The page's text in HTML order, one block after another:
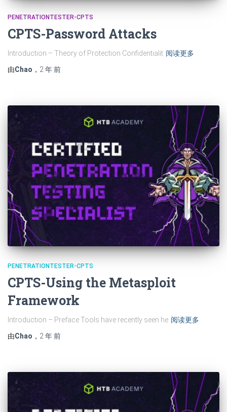
PENETRATIONTESTER-CPTS
CPTS-Password Attacks
Introduction – Theory of Protection Confidentialit 阅读更多
由Chao ， 2 年前
PENETRATIONTESTER-CPTS
CPTS-Using the Metasploit
Framework
Introduction – Preface Tools have recently seen he 阅读更多
由Chao ， 2 年前